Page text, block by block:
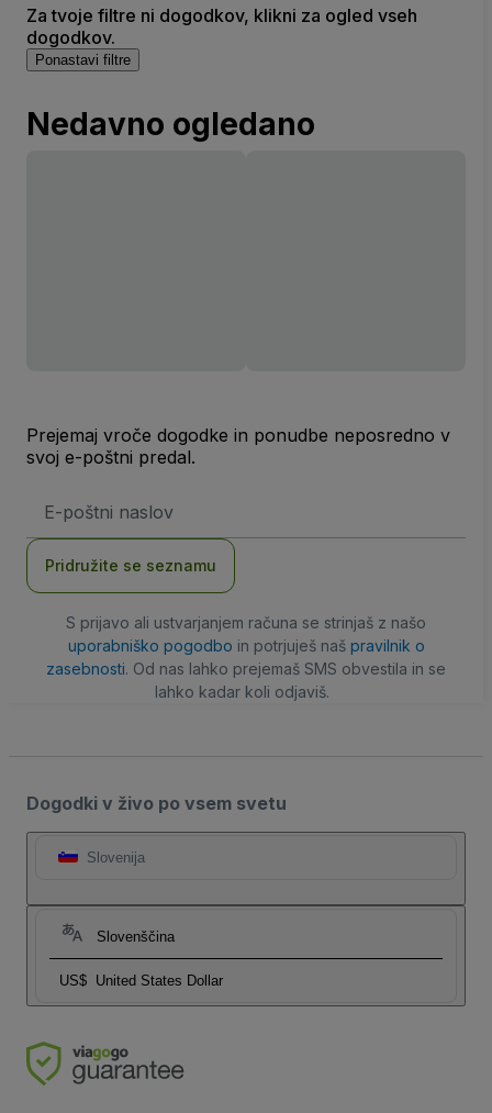
Za tvoje filtre ni dogodkov, klikni za ogled vseh
dogodkov.
Ponastavi filtre
Nedavno ogledano
Prejemaj vroče dogodke in ponudbe neposredno v
svoj e-poštni predal.
naslov
Pridružite se seznamu
S prijavo ali ustvarjanjem računa se strinjaš z našo
uporabniško pogodbo in potrjuješ naš pravilnik o
zasebnosti. Od nas lahko prejemaš SMS obvestila in se
lahko kadar koli odjaviš.
Dogodki v živo po vsem svetu
Slovenija
Slovenščina
US$ United States Dollar